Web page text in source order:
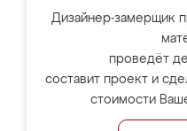
Дизайнер-замерщик
проведёт
составит проект и
стоимости